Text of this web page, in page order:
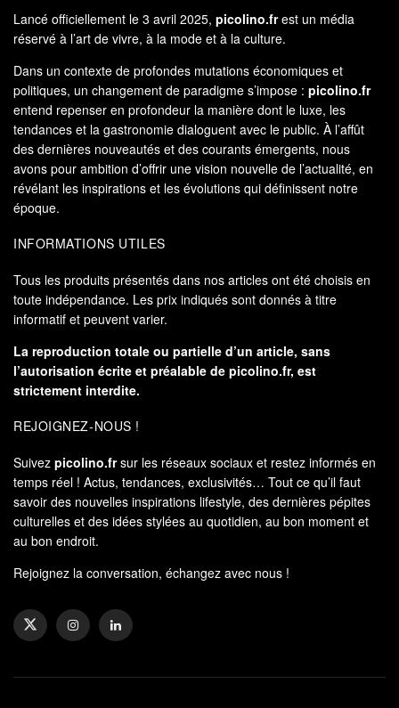
Lancé officiellement le 3 avril 2025, picolino.frest un média
réservé à l’art de vivre, à la mode et à la culture.
Dans un contexte de profondes mutations économiques et
politiques, un changement de paradigme s’impose : picolino.fr
entend repenser en profondeur la manière dont le luxe, les
tendances et la gastronomie dialoguent avec le public. À l’affût
des dernières nouveautés et des courants émergents, nous
avons pour ambition d’offrir une vision nouvelle de l’actualité, en
révélant les inspirations et les évolutions qui définissent notre
époque.
INFORMATIONS UTILES
Tous les produits présentés dans nos articles ont été choisis en
toute indépendance. Les prix indiqués sont donnés à titre
informatif et peuvent varier.
La reproduction totale ou partielle d’un article, sans
l’autorisation écrite et préalable de picolino.fr, est
strictement interdite.
REJOIGNEZ-NOUS !
Suivez picolino.frsur les réseaux sociaux et restez informés en
temps réel ! Actus, tendances, exclusivités… Tout ce qu’il faut
savoir des nouvelles inspirations lifestyle, des dernières pépites
culturelles et des idées stylées au quotidien, au bon moment et
au bon endroit.
Rejoignez la conversation, échangez avec nous !